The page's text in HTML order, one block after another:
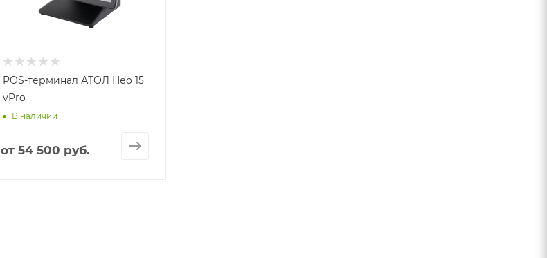
POS-терминал АТОЛ Нео 15
vPro
В наличии
от 54 500 руб.